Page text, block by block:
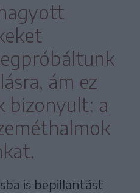
ám ez
bizonyult: a
is bepillantást